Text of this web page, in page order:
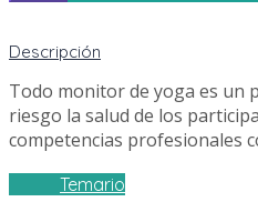
Descripción
Todo monitor de yoga es un
riesgo la salud de los
competencias profesionales
Temario